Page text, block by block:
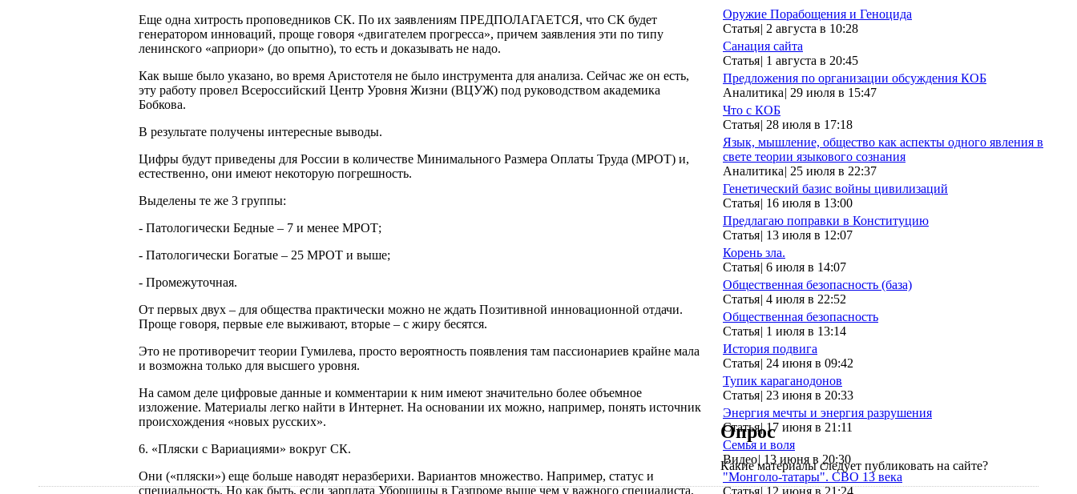
Еще одна хитрость проповедников СК. По их заявлениям ПРЕДПОЛАГАЕТСЯ, что СК будет
генератором инноваций, проще говоря «двигателем прогресса», причем заявления эти по типу
ленинского «априори» (до опытно), то есть и доказывать не надо.
Как выше было указано, во время Аристотеля не было инструмента для анализа. Сейчас же он есть,
эту работу провел Всероссийский Центр Уровня Жизни (ВЦУЖ) под руководством академика
Бобкова.
В результате получены интересные выводы.
Цифры будут приведены для России в количестве Минимального Размера Оплаты Труда (МРОТ) и,
естественно, они имеют некоторую погрешность.
Выделены те же 3 группы:
- Патологически Бедные – 7 и менее МРОТ;
- Патологически Богатые – 25 МРОТ и выше;
- Промежуточная.
От первых двух – для общества практически можно не ждать Позитивной инновационной отдачи.
Проще говоря, первые еле выживают, вторые – с жиру бесятся.
Это не противоречит теории Гумилева, просто вероятность появления там пассионариев крайне мала
и возможна только для высшего уровня.
На самом деле цифровые данные и комментарии к ним имеют значительно более объемное
изложение. Материалы легко найти в Интернет. На основании их можно, например, понять источник
происхождения «новых русских».
6. «Пляски с Вариациями» вокруг СК.
Они («пляски») еще больше наводят неразберихи. Вариантов множество. Например, статус и
специальность. Но как быть, если зарплата Уборщицы в Газпроме выше чем у важного специалиста,
Оружие Порабощения и Геноцида
Статья| 2 августа в 10:28
Санация сайта
Статья| 1 августа в 20:45
Предложения по организации обсуждения КОБ
Аналитика| 29 июля в 15:47
Что с КОБ
Статья| 28 июля в 17:18
Язык, мышление, общество как аспекты одного явления в
свете теории языкового сознания
Аналитика| 25 июля в 22:37
Генетический базис войны цивилизаций
Статья| 16 июля в 13:00
Предлагаю поправки в Конституцию
Статья| 13 июля в 12:07
Корень зла.
Статья| 6 июля в 14:07
Общественная безопасность (база)
Статья| 4 июля в 22:52
Общественная безопасность
Статья| 1 июля в 13:14
История подвига
Статья| 24 июня в 09:42
Тупик караганодонов
Статья| 23 июня в 20:33
Энергия мечты и энергия разрушения
Статья| 17 июня в 21:11
Семья и воля
Видео| 13 июня в 20:30
"Монголо-татары". СВО 13 века
Опрос
Какие материалы следует публиковать на сайте?